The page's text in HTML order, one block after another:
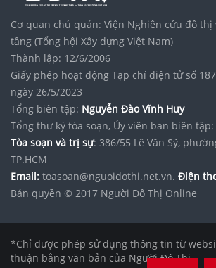
Cơ quan chủ quản: Viện Nghiên cứu đô thị
tầng (Tổng hội Xây dựng Việt Nam)
Thành lập: 12/6/2006
Giấy phép hoạt động Tạp chí điện tử số
ngày 26/5/2023
Tổng biên tập: Nguyễn Đào Vĩnh Huy
Tổng thư ký tòa soạn, Ủy viên ban biên tập:
Tòa soạn và trị sự: 386/55 Lê Văn Sỹ,
TP.HCM
Email: toasoan@nguoidothi.net.vn. Điện
Bản quyền © 2017 Người Đô Thị Online
*Chỉ được phép sử dụng thông tin từ
thuận bằng văn bản của Người Đô Thị.